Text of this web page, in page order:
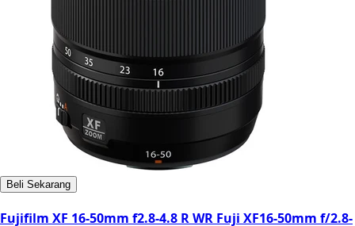
Beli Sekarang
Fujifilm XF 16-50mm f2.8-4.8 R WR Fuji XF16-50mm f/2.8-